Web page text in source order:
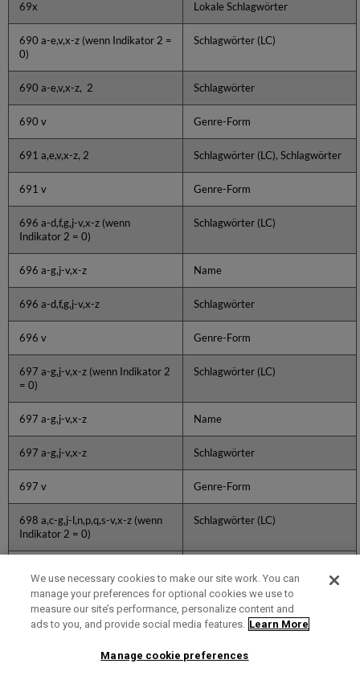
69x Lokale Schlagwörter
690 a-e,v,x-z (wenn Indikator 2 =
0)
Schlagwörter (LC)
690 a-e,v,x-z, 2 Schlagwörter
690 v Genre-Form
691 a,e,v,x-z, 2 Schlagwörter (LC), Schlagwörter
691 v Genre-Form
696 a-d,f,g,j-v,x-z (wenn
Indikator 2 = 0)
Schlagwörter (LC)
696 a-g,j-v,x-z Name
696 a-d,f,g,j-v,x-z Schlagwörter
696 v Genre-Form
697 a-g,j-v,x-z (wenn Indikator 2
= 0)
Schlagwörter (LC)
697 a-g,j-v,x-z Name
697 a-g,j-v,x-z Schlagwörter
697 v Genre-Form
698 a,c-g,j-l,n,p,q,s-v,x-z (wenn
Indikator 2 = 0)
Schlagwörter (LC)
698 a,c-g,j-l,n,p,q,s-v,x-z Schlagwörter
We use necessary cookies to make our site work. You can
manage your preferences for optional cookies we use to
measure our site’s performance, personalize content and
ads to you, and provide social media features. Learn More
Manage cookie preferences